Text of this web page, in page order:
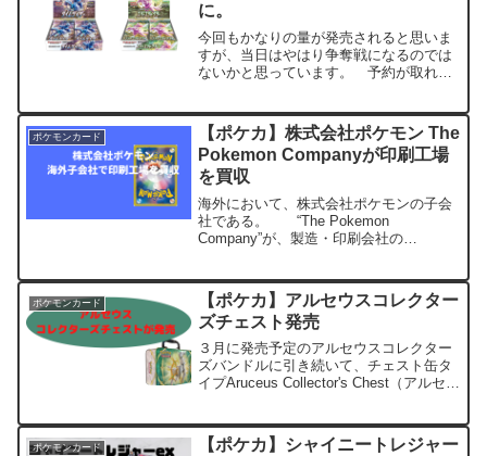
に。
今回もかなりの量が発売されると思いま
すが、当日はやはり争奪戦になるのでは
ないかと思っています。 予約が取れな
るためには効率よく店舗を回りましょ
う。 tcg-info４月...
ポケモンカード
【ポケカ】株式会社ポケモン The
Pokemon Companyが印刷工場
を買収
海外において、株式会社ポケモンの子会
社である。 “The Pokemon
Company”が、製造・印刷会社の
外記事によると以下のようになって...
ポケモンカード
【ポケカ】アルセウスコレクター
ズチェスト発売
３月に発売予定のアルセウスコレクター
ズバンドルに引き続いて、チェスト缶タ
イプAruceus Collector's Chest（アルセウ
クターズチェストについては今後、廃...
ポケモンカード
【ポケカ】シャイニートレジャー